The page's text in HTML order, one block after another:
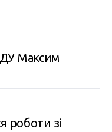
Максим
роботи зі